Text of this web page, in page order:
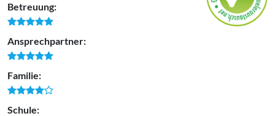
Betreuung:
Ansprechpartner:
Familie:
Schule: